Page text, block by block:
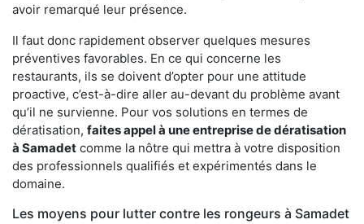
avoir remarqué leur présence.
Il faut donc rapidement observer quelques mesures
préventives favorables. En ce qui concerne les
restaurants, ils se doivent d’opter pour une attitude
proactive, c’est-à-dire aller au-devant du problème avant
qu’il ne survienne. Pour vos solutions en termes de
dératisation, faites appel à une entreprise de dératisation
à Samadet comme la nôtre qui mettra à votre disposition
des professionnels qualifiés et expérimentés dans le
domaine.
Les moyens pour lutter contre les rongeurs à Samadet